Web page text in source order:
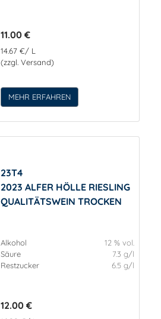
11.00 €
14.67 €/ L
(zzgl. Versand)
MEHR ERFAHREN
23T4
2023 ALFER HÖLLE RIESLING
QUALITÄTSWEIN TROCKEN
Alkohol
12 % vol.
Säure
7.3 g/l
Restzucker
6.5 g/l
12.00 €